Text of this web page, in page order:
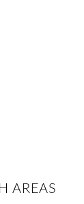
AREAS